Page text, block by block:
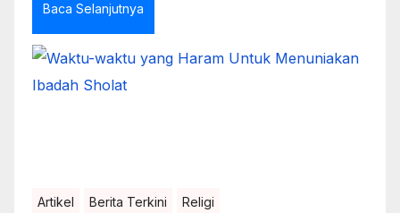
Baca Selanjutnya
Artikel Berita Terkini Religi